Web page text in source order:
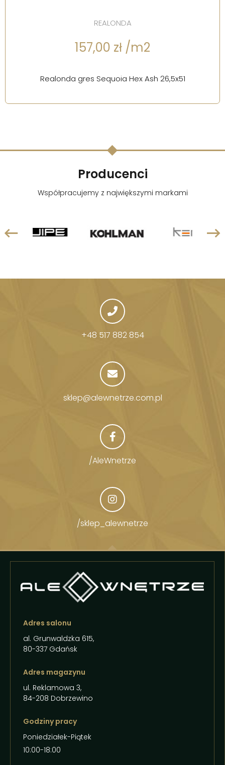
REALONDA
157,00 zł /m2
Realonda gres Sequoia Hex Ash 26,5x51
Producenci
Współpracujemy z największymi markami
+48 517 882 854
sklep@alewnetrze.com.pl
/AleWnetrze
/sklep_alewnetrze
Adres salonu
al. Grunwaldzka 615,
80-337 Gdańsk
Adres magazynu
ul. Reklamowa 3,
84-208 Dobrzewino
Godziny pracy
Poniedziałek-Piątek
10:00-18:00